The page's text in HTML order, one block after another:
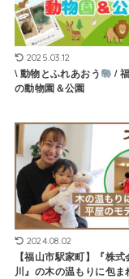
2025.03.12
\ 動物とふれあおう
/
の動物園＆公園
2024.08.02
【福山市駅家町】『株
川』の木の温もりに包ま